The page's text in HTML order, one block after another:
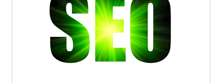
VietAds triển khai dịch vụ quảng cáo Banner Google